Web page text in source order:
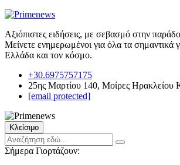
Αξιόπιστες ειδήσεις, με σεβασμό στην
Μείνετε ενημερωμένοι για όλα τα σημαντικά
Ελλάδα και τον κόσμο.
+30.6975757175
25ης Μαρτίου 140, Μοίρες Ηρακλείου
[email protected]
Κλείσιμο
Σήμερα Γιορτάζουν: